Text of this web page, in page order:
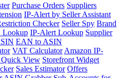
Purchase Orders Suppliers
IP-Alert by Seller Assistant
Checker Seller Spy Brand
Lookup IP-Alert Lookup Supplier
EAN to ASIN
VAT Calculator Amazon IP-
Quick View Storefront Widget
Sales Estimator Offers